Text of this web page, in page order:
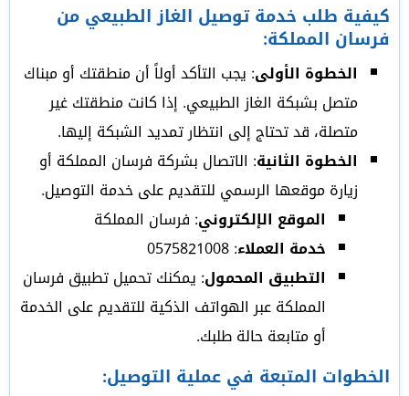
كيفية طلب خدمة توصيل الغاز الطبيعي من
فرسان المملكة:
الخطوة الأولى: يجب التأكد أولاً أن منطقتك أو مبناك
متصل بشبكة الغاز الطبيعي. إذا كانت منطقتك غير
متصلة، قد تحتاج إلى انتظار تمديد الشبكة إليها.
الخطوة الثانية: الاتصال بشركة فرسان المملكة أو
زيارة موقعها الرسمي للتقديم على خدمة التوصيل.
الموقع الإلكتروني: فرسان المملكة
خدمة العملاء: 0575821008
التطبيق المحمول: يمكنك تحميل تطبيق فرسان
المملكة عبر الهواتف الذكية للتقديم على الخدمة
أو متابعة حالة طلبك.
الخطوات المتبعة في عملية التوصيل: